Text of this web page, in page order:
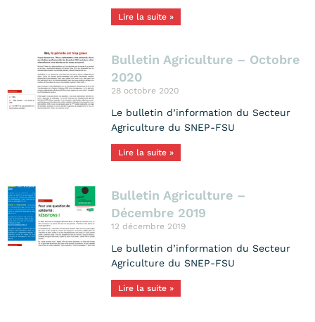
Lire la suite »
Bulletin Agriculture – Octobre
2020
28 octobre 2020
Le bulletin d’information du Secteur
Agriculture du SNEP-FSU
Lire la suite »
Bulletin Agriculture –
Décembre 2019
12 décembre 2019
Le bulletin d’information du Secteur
Agriculture du SNEP-FSU
Lire la suite »